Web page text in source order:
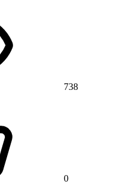
738
0